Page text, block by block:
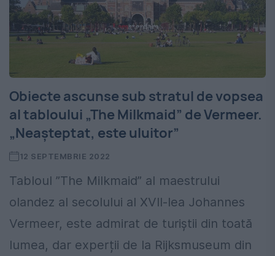
Obiecte ascunse sub stratul de vopsea
al tabloului „The Milkmaid” de Vermeer.
„Neaşteptat, este uluitor”
12 SEPTEMBRIE 2022
Tabloul ”The Milkmaid” al maestrului
olandez al secolului al XVII-lea Johannes
Vermeer, este admirat de turiștii din toată
lumea, dar experții de la Rijksmuseum din